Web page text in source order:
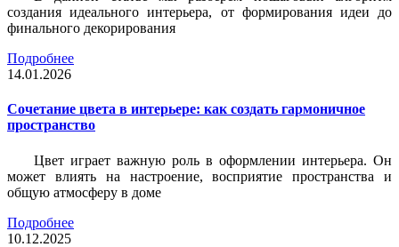
создания идеального интерьера, от формирования идеи до
финального декорирования
Подробнее
14.01.2026
Сочетание цвета в интерьере: как создать гармоничное
пространство
Цвет играет важную роль в оформлении интерьера. Он
может влиять на настроение, восприятие пространства и
общую атмосферу в доме
Подробнее
10.12.2025